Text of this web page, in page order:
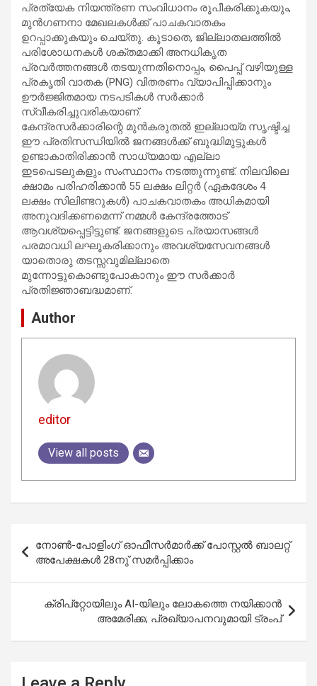
പ്രത്യേക നിയന്ത്രണ സംവിധാനം രൂപീകരിക്കുകയും,
മുൻഗണനാ മേഖലകൾക്ക് പാചകവാതകം
ഉറപ്പാക്കുകയും ചെയ്തു. കൂടാതെ, ജില്ലാതലത്തിൽ
പരിശോധനകൾ ശക്തമാക്കി അനധികൃത
പ്രവർത്തനങ്ങൾ തടയുന്നതിനൊപ്പം, പൈപ്പ് വഴിയുള്ള
പ്രകൃതി വാതക (PNG) വിതരണം വ്യാപിപ്പിക്കാനും
ഊർജ്ജിതമായ നടപടികൾ സർക്കാർ
സ്വീകരിച്ചുവരികയാണ്.
കേന്ദ്രസർക്കാരിന്റെ മുൻകരുതൽ ഇല്ലായ്മ സൃഷ്ടിച്ച
ഈ പ്രതിസന്ധിയിൽ ജനങ്ങൾക്ക് ബുദ്ധിമുട്ടുകൾ
ഉണ്ടാകാതിരിക്കാൻ സാധ്യമായ എല്ലാ
ഇടപെടലുകളും സംസ്ഥാനം നടത്തുന്നുണ്ട്. നിലവിലെ
ക്ഷാമം പരിഹരിക്കാൻ 55 ലക്ഷം ലിറ്റർ (ഏകദേശം 4
ലക്ഷം സിലിണ്ടറുകൾ) പാചകവാതകം അധികമായി
അനുവദിക്കണമെന്ന് നമ്മൾ കേന്ദ്രത്തോട്
ആവശ്യപ്പെട്ടിട്ടുണ്ട്. ജനങ്ങളുടെ പ്രയാസങ്ങൾ
പരമാവധി ലഘൂകരിക്കാനും അവശ്യസേവനങ്ങൾ
യാതൊരു തടസ്സവുമില്ലാതെ
മുന്നോട്ടുകൊണ്ടുപോകാനും ഈ സർക്കാർ
പ്രതിജ്ഞാബദ്ധമാണ്.
Author
editor
View all posts
navigation
നോൺ-പോളിംഗ് ഓഫീസർമാർക്ക്‌ ​പോസ്റ്റൽ ബാലറ്റ്
അപേക്ഷകൾ 28നു് സമർപ്പിക്കാം
ക്രിപ്റ്റോയിലും AI-യിലും ലോകത്തെ നയിക്കാൻ
അമേരിക്ക; പ്രഖ്യാപനവുമായി ട്രംപ്